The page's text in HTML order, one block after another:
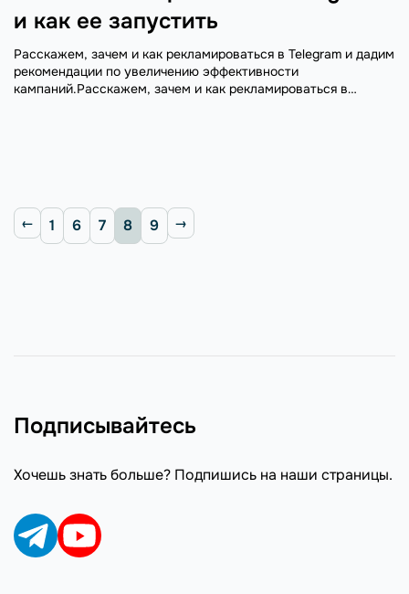
и как ее запустить
Расскажем, зачем и как рекламироваться в Telegram и дадим
рекомендации по увеличению эффективности
кампаний.Расскажем, зачем и как рекламироваться в
1 6 7 8 9
Подписывайтесь
Хочешь знать больше? Подпишись на наши страницы.